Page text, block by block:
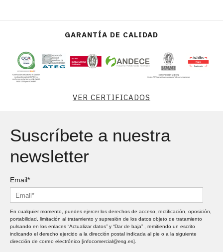
GARANTÍA DE CALIDAD
VER CERTIFICADOS
Suscríbete a nuestra
newsletter
Email*
En cualquier momento, puedes ejercer los derechos de acceso, rectificación, oposición,
portabilidad, limitación al tratamiento y supresión de los datos objeto de tratamiento
pulsando en los enlaces “Actualizar datos” y “Dar de baja” , remitiendo un escrito
indicando el derecho ejercido a la dirección postal indicada al pie o a la siguiente
dirección de correo electrónico [infocomercial@esg.es].